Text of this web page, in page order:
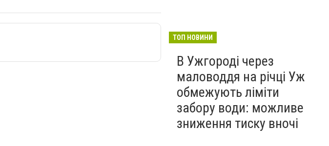
ТОП НОВИНИ
В Ужгороді через
маловоддя на річці Уж
обмежують ліміти
забору води: можливе
зниження тиску вночі